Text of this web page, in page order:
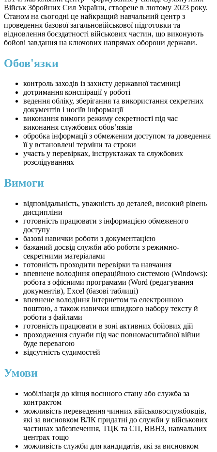
Військ Збройних Сил України, створене в лютому 2023 року.
Станом на сьогодні це найкращий навчальний центр з
проведення базової загальновійськової підготовки та
відновлення боєздатності військових частин, що виконують
бойові завдання на ключових напрямах оборони держави.
Обов'язки
контроль заходів із захисту державної таємниці
дотримання конспірації у роботі
ведення обліку, зберігання та використання секретних
документів і носіїв інформації
виконання вимоги режиму секретності під час
виконання службових обов’язків
обробка інформації з обмеженим доступом та доведення
її у встановлені терміни та строки
участь у перевірках, інструктажах та службових
розслідуваннях
Вимоги
відповідальність, уважність до деталей, високий рівень
дисципліни
готовність працювати з інформацією обмеженого
доступу
базові навички роботи з документацією
бажаний досвід служби або роботи з режимно-
секретними матеріалами
готовність проходити перевірки та навчання
впевнене володіння операційною системою (Windows):
робота з офісними програмами (Word (редагування
документів), Excel (базові таблиці)
впевнене володіння інтернетом та електронною
поштою, а також навички швидкого набору тексту й
роботи з файлами
готовність працювати в зоні активних бойових дій
проходження служби під час повномасштабної війни
буде перевагою
відсутність судимостей
Умови
мобілізація до кінця воєнного стану або служба за
контрактом
можливість переведення чинних військовослужбовців,
які за висновком ВЛК придатні до служби у військових
частинах забезпечення, ТЦК та СП, ВВНЗ, навчальних
центрах тощо
можливість служби для кандидатів, які за висновком